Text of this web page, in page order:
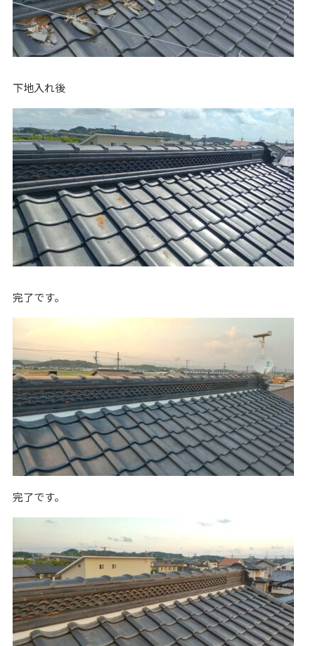
下地入れ後
完了です。
完了です。